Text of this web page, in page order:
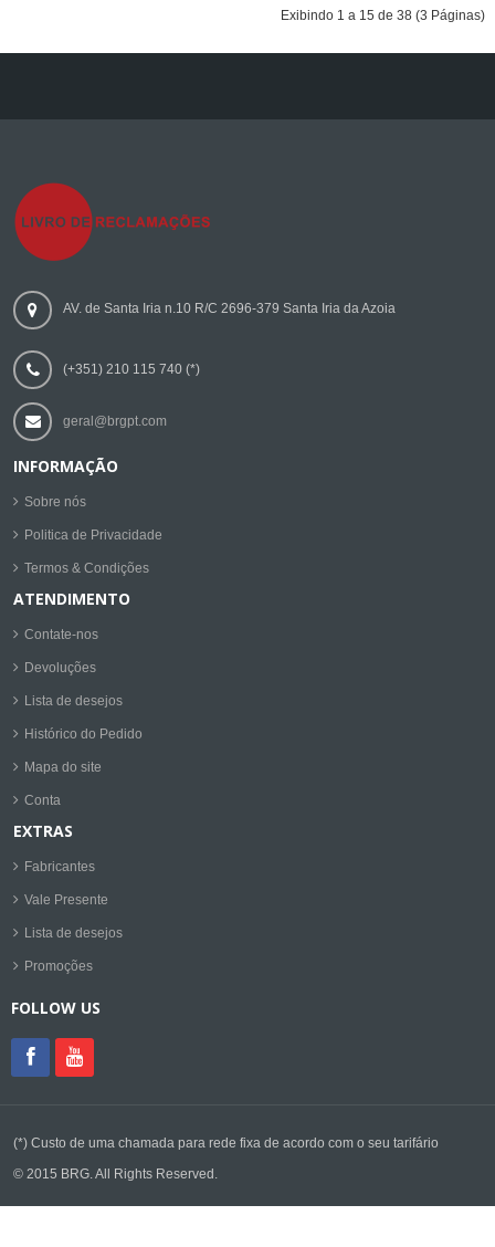
Exibindo 1 a 15 de 38 (3 Páginas)
AV. de Santa Iria n.10 R/C 2696-379 Santa Iria da Azoia
(+351) 210 115 740 (*)
geral@brgpt.com
INFORMAÇÃO
Sobre nós
Politica de Privacidade
Termos & Condições
ATENDIMENTO
Contate-nos
Devoluções
Lista de desejos
Histórico do Pedido
Mapa do site
Conta
EXTRAS
Fabricantes
Vale Presente
Lista de desejos
Promoções
FOLLOW US
(*) Custo de uma chamada para rede fixa de acordo com o seu tarifário
© 2015 BRG. All Rights Reserved.